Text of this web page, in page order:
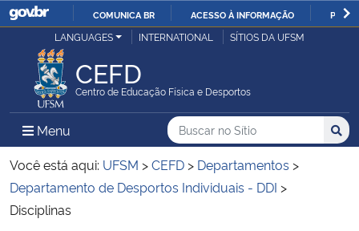
IR
COMUNICA BR ACESSO À INFORMAÇÃO
Ministério da Justiça e Segurança Pública
Ministério da Defesa
Ministério das Relações Exteriores
Ministério da Economia
LANGUAGES INTERNATIONAL SÍTIOS DA UFSM
CEFD
Centro de Educação Física e Desportos
Menu Menu Principal do Sítio
Busca
Buscar no no Sítio
Busca:
Você está aqui: UFSM >CEFD > Departamentos >
Departamento de Desportos Individuais - DDI >
Disciplinas